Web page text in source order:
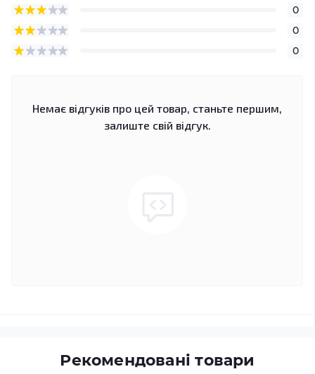
0
0
0
Немає відгуків про цей товар, станьте першим,
залиште свій відгук.
Рекомендовані товари